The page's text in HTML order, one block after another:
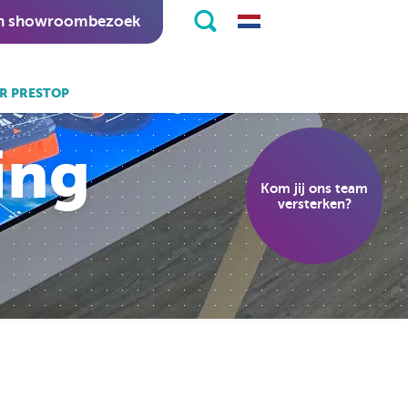
showroombezoek
ook:
software.
software.
PRESTOP
Kom jij ons team
versterken?